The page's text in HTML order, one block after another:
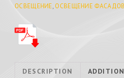
ОСВЕЩЕНИЕ, ОСВЕЩЕНИЕ
DESCRIPTION